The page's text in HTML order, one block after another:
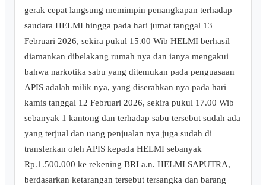
gerak cepat langsung memimpin penangkapan terhadap
saudara HELMI hingga pada hari jumat tanggal 13
Februari 2026, sekira pukul 15.00 Wib HELMI berhasil
diamankan dibelakang rumah nya dan ianya mengakui
bahwa narkotika sabu yang ditemukan pada penguasaan
APIS adalah milik nya, yang diserahkan nya pada hari
kamis tanggal 12 Februari 2026, sekira pukul 17.00 Wib
sebanyak 1 kantong dan terhadap sabu tersebut sudah ada
yang terjual dan uang penjualan nya juga sudah di
transferkan oleh APIS kepada HELMI sebanyak
Rp.1.500.000 ke rekening BRI a.n. HELMI SAPUTRA,
berdasarkan ketarangan tersebut tersangka dan barang